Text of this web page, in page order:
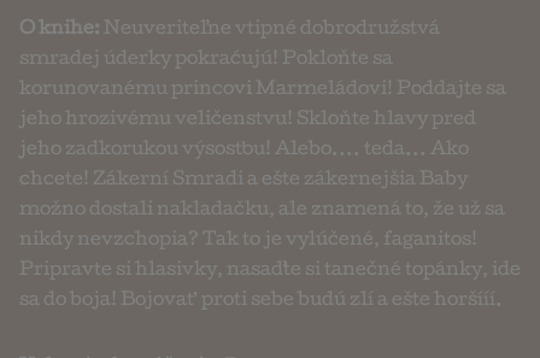
O knihe: Neuveriteľne vtipné dobrodružstvá
smradej úderky pokraćujú! Pokloňte sa
korunovanému princovi Marmeládovi! Poddajte sa
jeho hrozivému veličenstvu! Skloňte hlavy pred
jeho zadkorukou výsosťou! Alebo.... teda... Ako
chcete! Zákerní Smradi a ešte zákernejšia Baby
možno dostali nakladačku, ale znamená to, že už sa
nikdy nevzchopia? Tak to je vylúčené, faganitos!
Pripravte si hlasivky, nasaďte si tanečné topánky, ide
sa do boja! Bojovať proti sebe budú zlí a ešte horšííí.